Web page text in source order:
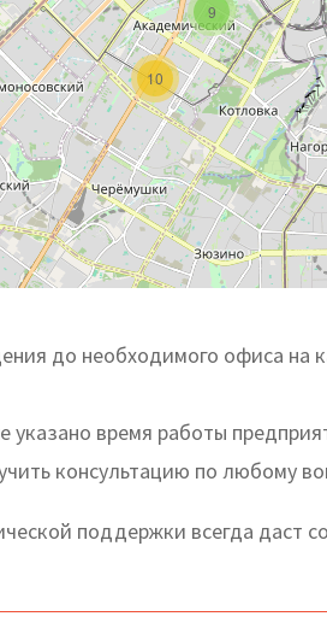
10
9
до необходимого офиса на
указано время работы
консультацию по любому
поддержки всегда даст